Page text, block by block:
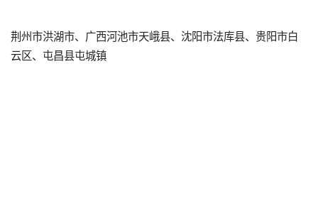
荆州市洪湖市、广西河池市天峨县、沈阳市法库县、贵阳市白
云区、屯昌县屯城镇